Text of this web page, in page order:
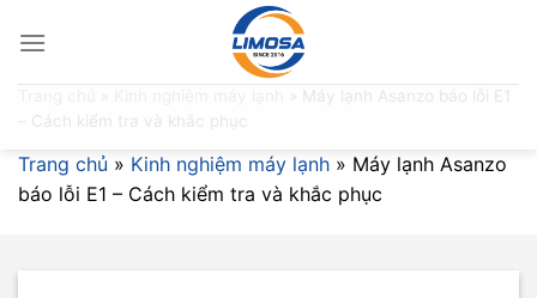
Máy lạnh Asanzo báo lỗi E1
– Cách kiểm tra và khắc phục
Trang chủ » Kinh nghiệm máy lạnh » Máy lạnh Asanzo
báo lỗi E1 – Cách kiểm tra và khắc phục